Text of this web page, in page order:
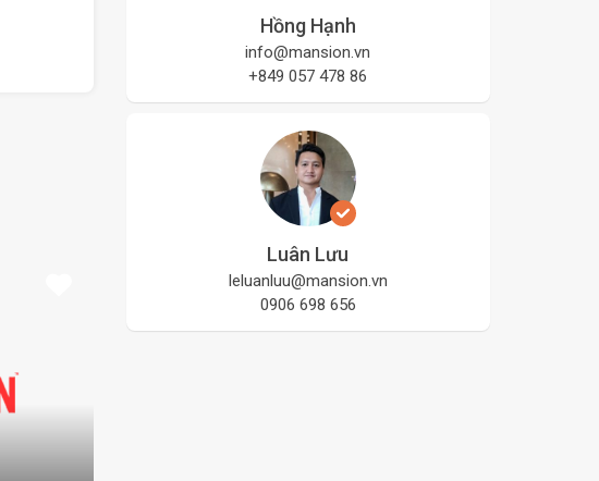
Hồng Hạnh
info@mansion.vn
+849 057 478 86
Luân Lưu
leluanluu@mansion.vn
0906 698 656